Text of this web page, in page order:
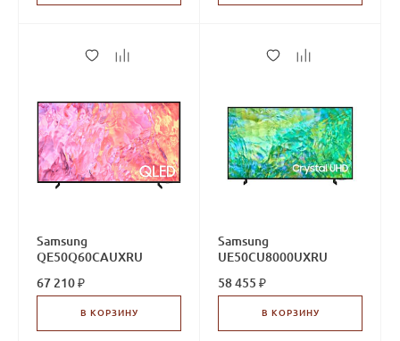
Samsung
QE50Q60CAUXRU
67 210 ₽
В КОРЗИНУ
Samsung
UE50CU8000UXRU
58 455 ₽
В КОРЗИНУ